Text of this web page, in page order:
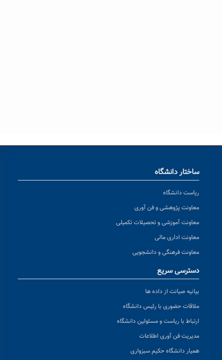
ساختار دانشگاه
ریاست دانشگاه
معاونت پژوهشی و فن آوری
معاونت آموزشی و تحصیلات تکمیلی
معاونت اداری مالی
معاونت فرهنگی و دانشجویی
دسترسی سریع
بیانیه صیانت از داده ها
ملاقات حضوری با رئیس دانشگاه
ارتباط با ریاست و مسئولین دانشگاه
مدیریت فن آوری اطلاعات
همیار دانشگاه حکیم سبزواری